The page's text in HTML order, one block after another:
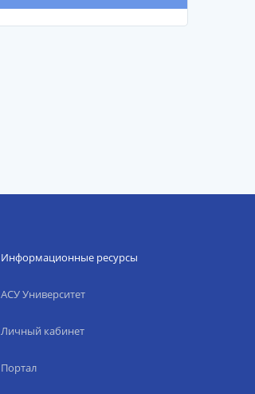
Информационные ресурсы
АСУ Университет
Личный кабинет
Портал